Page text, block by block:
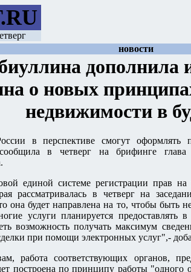
новости
о новых
недвижимости в
в перспективе смогут оформлять
в четверг на брифинге глава
единой системе регистрации прав на
рассматривалась в четверг на
она будет направлена на то, чтобы быть
услуги планируется предоставлять
возможность получать максимум
при помощи электронных услуг",-
работа соответствующих органов,
построена по принципу работы